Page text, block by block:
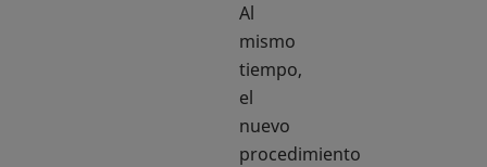
Al
mismo
tiempo,
el
nuevo
procedimiento